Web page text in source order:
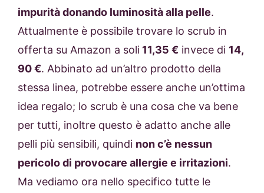
impurità donando luminosità alla pelle.
Attualmente è possibile trovare lo scrub in
offerta su Amazon a soli 11,35 € invece di 14,
90 €. Abbinato ad un’altro prodotto della
stessa linea, potrebbe essere anche un’ottima
idea regalo; lo scrub è una cosa che va bene
per tutti, inoltre questo è adatto anche alle
pelli più sensibili, quindi non c’è nessun
pericolo di provocare allergie e irritazioni.
Ma vediamo ora nello specifico tutte le